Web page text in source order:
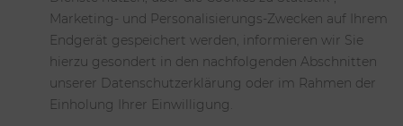
Marketing- und Personalisierungs-Zwecken auf Ihrem
Endgerät gespeichert werden, informieren wir Sie
hierzu gesondert in den nachfolgenden Abschnitten
unserer Datenschutzerklärung oder im Rahmen der
Einholung Ihrer Einwilligung.